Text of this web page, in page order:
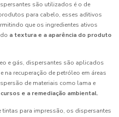
são utilizados é o de
para cabelo, esses aditivos
que os ingredientes ativos
a textura e a aparência do produto
e gás, dispersantes são aplicados
na recuperação de petróleo em áreas
de materiais como lama e
e a remediação ambiental.
para impressão, os dispersantes